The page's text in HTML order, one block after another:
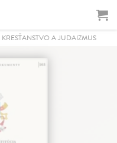
KRESŤANSTVO A JUDAIZMUS